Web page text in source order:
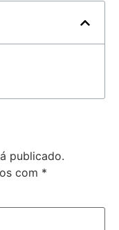
publicado.
com *